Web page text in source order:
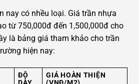
nay có nhều loại. Giá trần nhựa
từ 750,000đ đến 1,500,000đ cho
là bảng giá tham khảo cho trần
hiện nay:
ĐỘ
GIÁ HOÀN THIỆN